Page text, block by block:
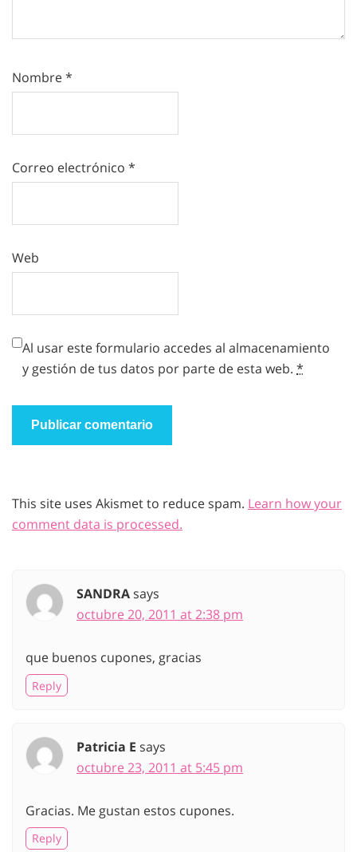
Nombre*
Correo electrónico *
Web
Al usar este formulario accedes al almacenamiento
y gestión de tus datos por parte de esta web. *
This site uses Akismet to reduce spam. Learn how your
comment data is processed.
SANDRAsays
octubre 20, 2011 at 2:38 pm
que buenos cupones, gracias
Reply
Patricia E says
octubre 23, 2011 at 5:45 pm
Gracias. Me gustan estos cupones.
Reply